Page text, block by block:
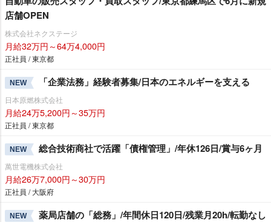
店舗OPEN
株式会社ネクステージ
月給32万円～64万4,000円
正社員 / 東京都
NEW 「企業法務」経験者募集/日本のエネルギーを支える
日本原燃株式会社
月給24万5,200円～35万円
正社員 / 東京都
NEW 総合技術商社で活躍「債権管理」/年休126日/賞与6ヶ月
萬世電機株式会社
月給26万7,000円～30万円
正社員 / 大阪府
NEW 薬局店舗の「総務」/年間休日120日/残業月20h/転勤なし